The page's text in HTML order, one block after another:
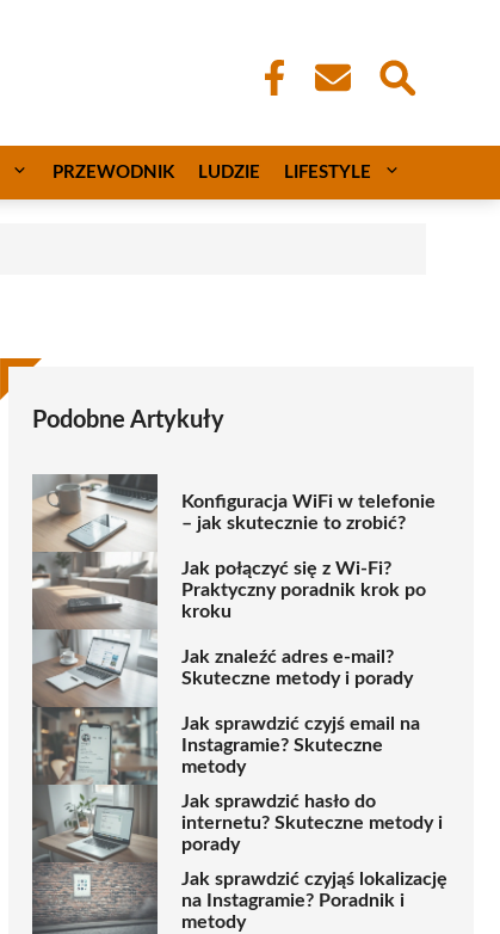
PRZEWODNIK LUDZIE LIFESTYLE
Podobne Artykuły
Konfiguracja WiFi w telefonie
– jak skutecznie to zrobić?
Jak połączyć się z Wi-Fi?
Praktyczny poradnik krok po
kroku
Jak znaleźć adres e-mail?
Skuteczne metody i porady
Jak sprawdzić czyjś email na
Instagramie? Skuteczne
metody
Jak sprawdzić hasło do
internetu? Skuteczne metody i
porady
Jak sprawdzić czyjąś lokalizację
na Instagramie? Poradnik i
metody